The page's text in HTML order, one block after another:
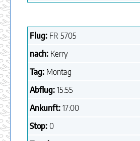
Flug: FR 5705
nach: Kerry
Tag: Montag
Abflug: 15:55
Ankunft: 17:00
Stop: 0